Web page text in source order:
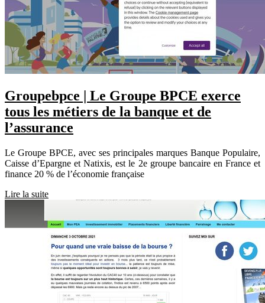
Groupebpce | Le Groupe BPCE exerce
tous les métiers de la banque et de
l’assurance
Le Groupe BPCE, avec ses principales marques Banque Populaire,
Caisse d’Epargne et Natixis, est le 2e groupe bancaire en France et
finance 20 % de l’économie française
Lire la suite